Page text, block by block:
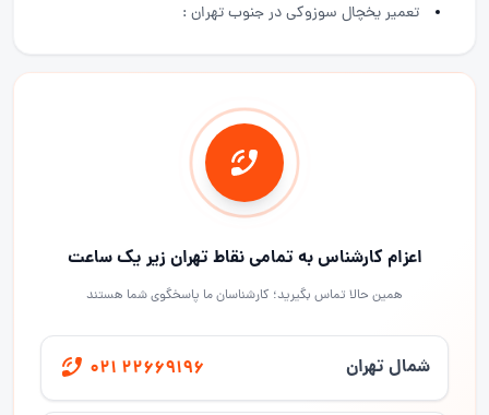
تعمیر یخچال سوزوکی در جنوب تهران :
اعزام کارشناس به تمامی نقاط تهران زیر یک ساعت
همین حالا تماس بگیرید؛ کارشناسان ما پاسخگوی شما هستند
شمال تهران 021 22669196